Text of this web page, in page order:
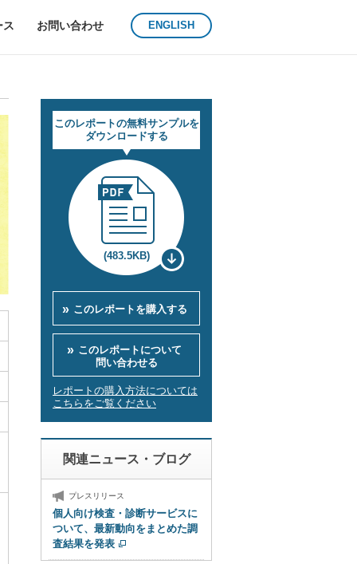
ス お問い合わせ ENGLISH
このレポートの無料サンプルを
ダウンロードする
(483.5KB)
このレポートを購入する
このレポートについて
問い合わせる
レポートの購入方法については
こちらをご覧ください
関連ニュース・ブログ
プレスリリース
個人向け検査・診断サービスに
ついて、最新動向をまとめた調
査結果を発表